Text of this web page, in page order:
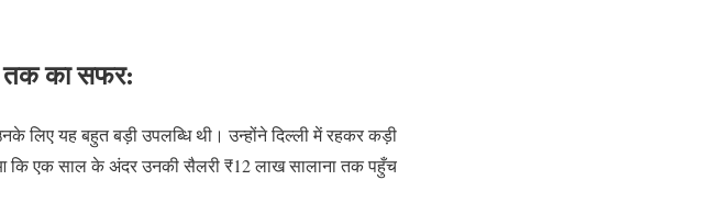
तक का सफर:
लिए यह बहुत बड़ी उपलब्धि थी। उन्होंने दिल्ली में रहकर कड़ी
कि एक साल के अंदर उनकी सैलरी ₹12 लाख सालाना तक पहुँच